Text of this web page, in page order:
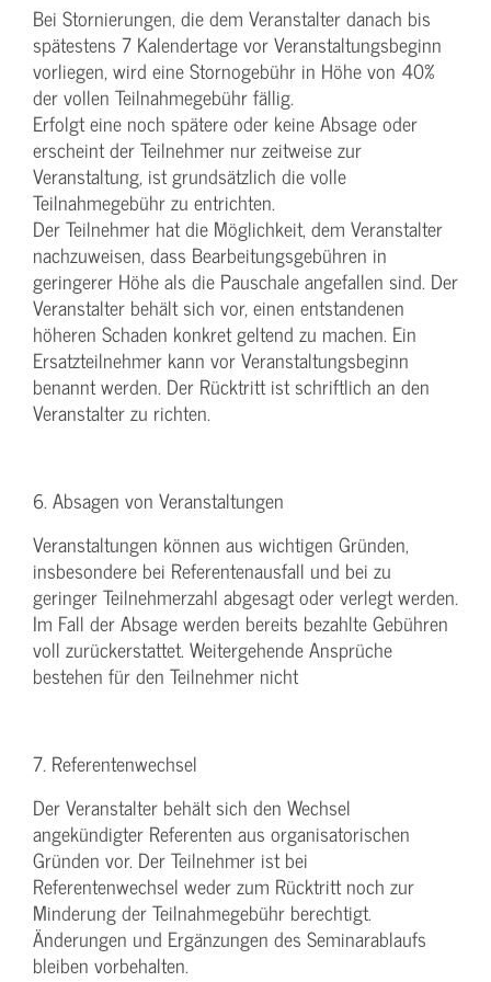
Bei Stornierungen, die dem Veranstalter danach bis
spätestens 7 Kalendertage vor Veranstaltungsbeginn
vorliegen, wird eine Stornogebühr in Höhe von 40%
der vollen Teilnahmegebühr fällig.
Erfolgt eine noch spätere oder keine Absage oder
erscheint der Teilnehmer nur zeitweise zur
Veranstaltung, ist grundsätzlich die volle
Teilnahmegebühr zu entrichten.
Der Teilnehmer hat die Möglichkeit, dem Veranstalter
nachzuweisen, dass Bearbeitungsgebühren in
geringerer Höhe als die Pauschale angefallen sind. Der
Veranstalter behält sich vor, einen entstandenen
höheren Schaden konkret geltend zu machen. Ein
Ersatzteilnehmer kann vor Veranstaltungsbeginn
benannt werden. Der Rücktritt ist schriftlich an den
Veranstalter zu richten.
6. Absagen von Veranstaltungen
Veranstaltungen können aus wichtigen Gründen,
insbesondere bei Referentenausfall und bei zu
geringer Teilnehmerzahl abgesagt oder verlegt werden.
Im Fall der Absage werden bereits bezahlte Gebühren
voll zurückerstattet. Weitergehende Ansprüche
bestehen für den Teilnehmer nicht
7. Referentenwechsel
Der Veranstalter behält sich den Wechsel
angekündigter Referenten aus organisatorischen
Gründen vor. Der Teilnehmer ist bei
Referentenwechsel weder zum Rücktritt noch zur
Minderung der Teilnahmegebühr berechtigt.
Änderungen und Ergänzungen des Seminarablaufs
bleiben vorbehalten.